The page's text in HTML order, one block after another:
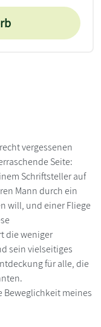
vergessenen
Seite:
Schriftsteller auf
Mann durch ein
will, und einer Fliege
die weniger
sein vielseitiges
für alle, die
Beweglichkeit meines